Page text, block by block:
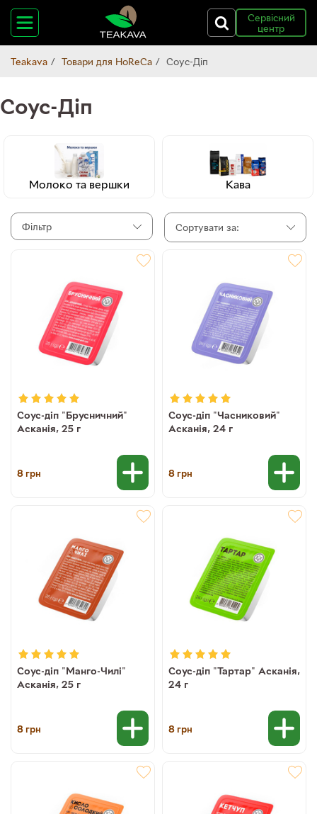
Сервісний
центр
Teakava Товари для HoReCa Соус-Діп
Соус-Діп
Молоко та вершки Кава
Фільтр Сортувати за:
Соус-діп "Брусничний"
Асканія, 25 г
8грн
Соус-діп "Часниковий"
Асканія, 24 г
8грн
Соус-діп "Манго-Чилі"
Асканія, 25 г
8грн
Соус-діп "Тартар" Асканія,
24 г
8грн